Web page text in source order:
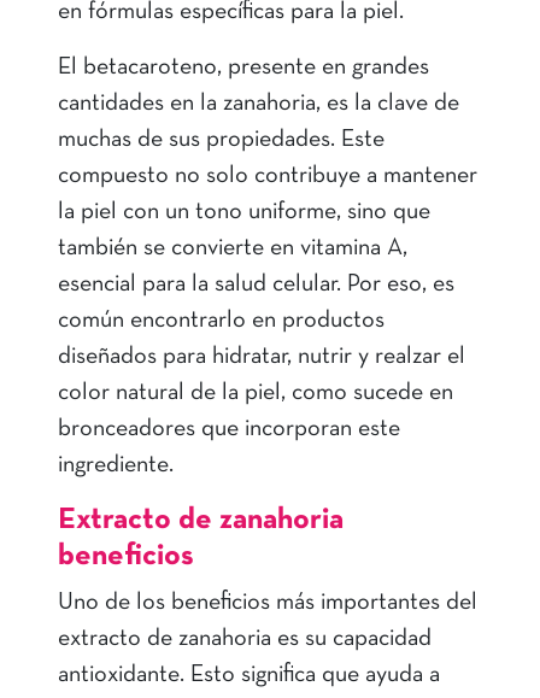
en fórmulas específicas para la piel.
El betacaroteno, presente en grandes
cantidades en la zanahoria, es la clave de
muchas de sus propiedades. Este
compuesto no solo contribuye a mantener
la piel con un tono uniforme, sino que
también se convierte en vitamina A,
esencial para la salud celular. Por eso, es
común encontrarlo en productos
diseñados para hidratar, nutrir y realzar el
color natural de la piel, como sucede en
bronceadores que incorporan este
ingrediente.
Extracto de zanahoria
beneficios
Uno de los beneficios más importantes del
extracto de zanahoria es su capacidad
antioxidante. Esto significa que ayuda a